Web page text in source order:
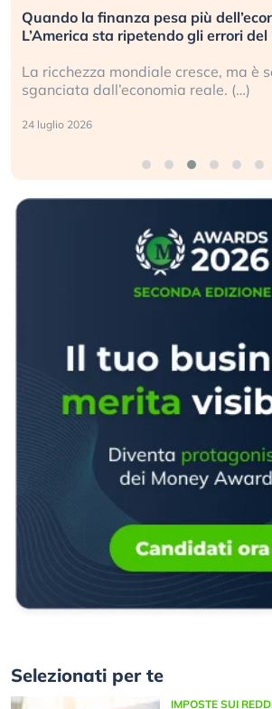
Quando la finanza pesa più
L’America sta ripetendo gli errori del
La ricchezza mondiale cresce, ma è
sganciata dall’economia reale. (…)
24 luglio 2026
Selezionati per te
IMPOSTE SUI